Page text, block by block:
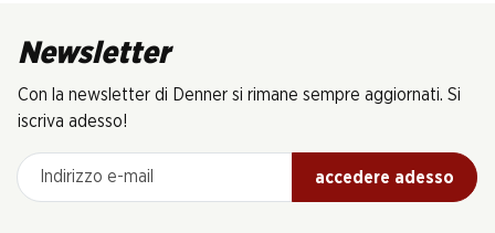
Newsletter
Con la newsletter di Denner si rimane sempre aggiornati. Si
iscriva adesso!
Indirizzo e-mail
accedere adesso